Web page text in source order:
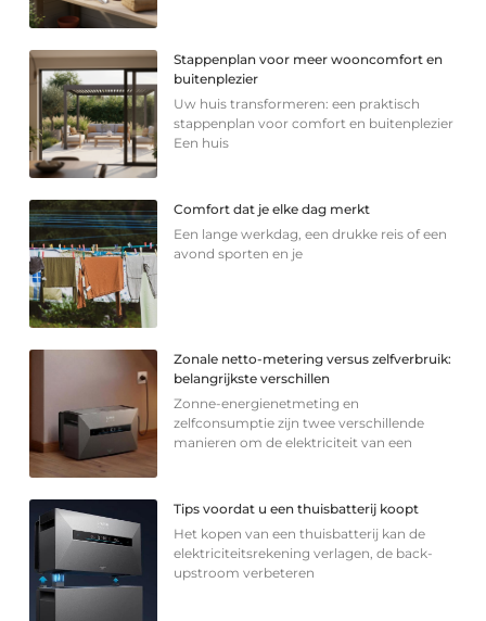
Stappenplan voor meer wooncomfort en
buitenplezier
Uw huis transformeren: een praktisch
stappenplan voor comfort en buitenplezier
Een huis
Comfort dat je elke dag merkt
Een lange werkdag, een drukke reis of een
avond sporten en je
Zonale netto-metering versus zelfverbruik:
belangrijkste verschillen
Zonne-energienetmeting en
zelfconsumptie zijn twee verschillende
manieren om de elektriciteit van een
Tips voordat u een thuisbatterij koopt
Het kopen van een thuisbatterij kan de
elektriciteitsrekening verlagen, de back-
upstroom verbeteren